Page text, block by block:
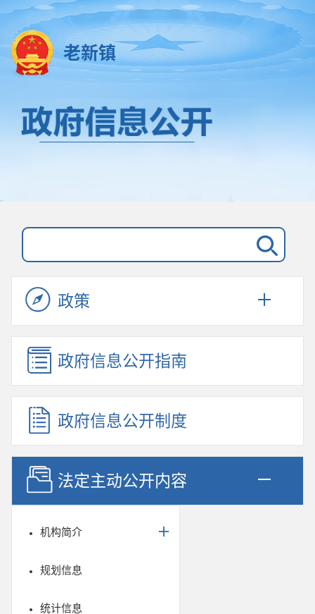
老新镇
政策
政府信息公开指南
政府信息公开制度
法定主动公开内容
机构简介
规划信息
统计信息